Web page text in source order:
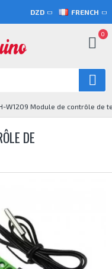
DZD FRENCH
0
W1209 Module de contrôle de
DE